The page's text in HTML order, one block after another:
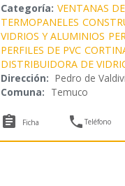
Categoría: VENTANAS
TERMOPANELES
VIDRIOS Y ALUMINIOS
PERFILES DE PVC
DISTRIBUIDORA DE
Dirección: Pedro de
Comuna: Temuco
 Ficha Teléfono